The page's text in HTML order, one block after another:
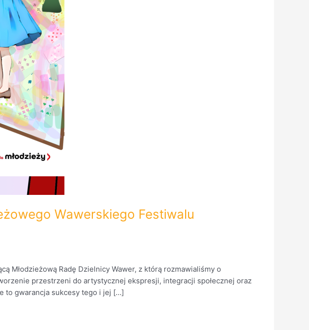
Wawerskiego Festiwalu
Młodzieżową Radę Dzielnicy Wawer, z którą rozmawialiśmy o
przestrzeni do artystycznej ekspresji, integracji społecznej oraz
to gwarancja sukcesy tego i jej […]